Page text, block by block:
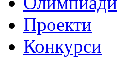
Проекти
Конкурси